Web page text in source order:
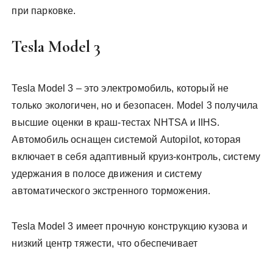
при парковке.
Tesla Model 3
Tesla Model 3 – это электромобиль, который не
только экологичен, но и безопасен. Model 3 получила
высшие оценки в краш-тестах NHTSA и IIHS.
Автомобиль оснащен системой Autopilot, которая
включает в себя адаптивный круиз-контроль, систему
удержания в полосе движения и систему
автоматического экстренного торможения.
Tesla Model 3 имеет прочную конструкцию кузова и
низкий центр тяжести, что обеспечивает